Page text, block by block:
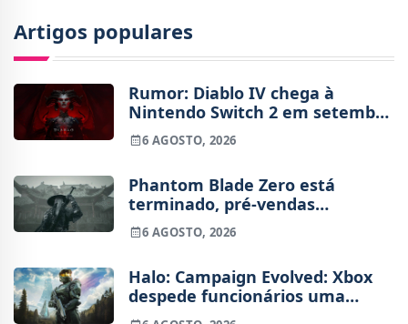
Artigos populares
Rumor: Diablo IV chega à
Nintendo Switch 2 em setembro
e vai custar o preço de um jogo
novo
6 AGOSTO, 2026
Phantom Blade Zero está
terminado, pré-vendas
começam na próxima semana
6 AGOSTO, 2026
Halo: Campaign Evolved: Xbox
despede funcionários uma
semana após o lançamento